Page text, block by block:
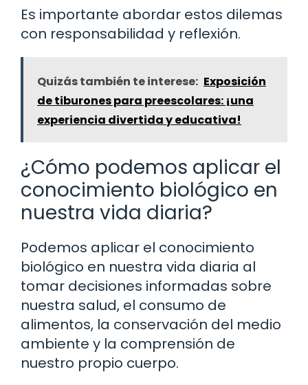
Es importante abordar estos dilemas
con responsabilidad y reflexión.
Quizás también te interese: Exposición
de tiburones para preescolares: ¡una
experiencia divertida y educativa!
¿Cómo podemos aplicar el
conocimiento biológico en
nuestra vida diaria?
Podemos aplicar el conocimiento
biológico en nuestra vida diaria al
tomar decisiones informadas sobre
nuestra salud, el consumo de
alimentos, la conservación del medio
ambiente y la comprensión de
nuestro propio cuerpo.